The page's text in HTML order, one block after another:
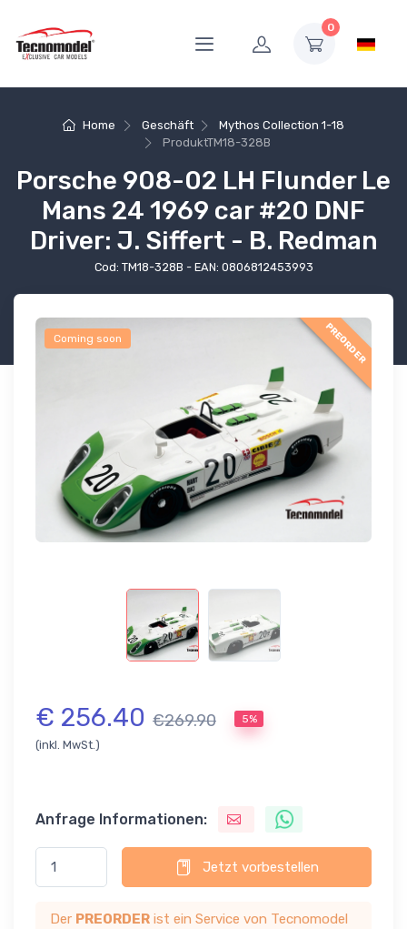
0
Home Geschäft
Mythos Collection 1-18
ProduktTM18-328B
Porsche 908-02 LH Flunder Le
Mans 24 1969 car #20 DNF
Driver: J. Siffert - B. Redman
Cod: TM18-328B - EAN: 0806812453993
Coming soon PREORDER
€ 256.40 €269.90 5%
(inkl. MwSt.)
Anfrage Informationen:
Jetzt vorbestellen
Der PREORDER ist ein Service von Tecnomodel